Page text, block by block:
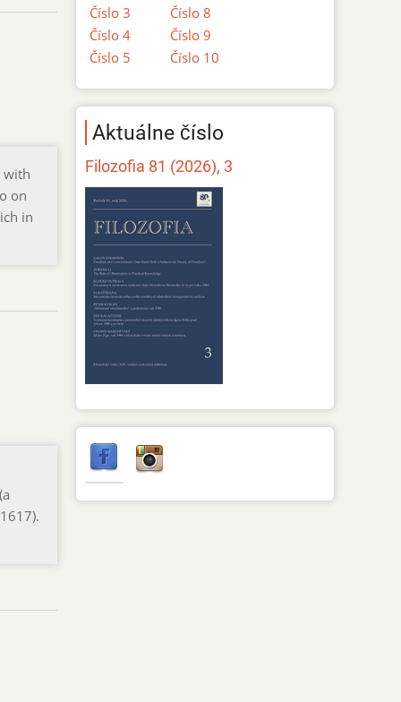
with
on
in
Číslo 3
Číslo 4
Číslo 5
Číslo 8
Číslo 9
Číslo 10
Aktuálne číslo
Filozofia 81 (2026), 3